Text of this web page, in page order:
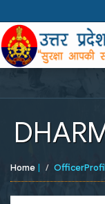
Home |